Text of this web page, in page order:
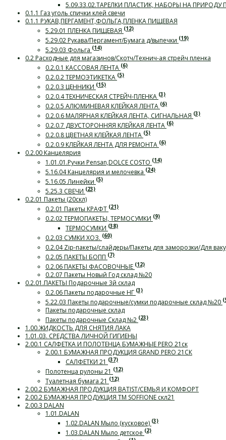
5.09.33.02.ТАРЕЛКИ ПЛАСТИК, НАБОРЫ НА ПРИРОДУ
0.1.1 Газ уголь спички клей свечи
0.1.1 РУКАВ,ПЕРГАМЕНТ,ФОЛЬГА,ПЛЕНКА ПИЩЕВАЯ
5.29.01 ПЛЕНКА ПИЩЕВАЯ (12)
5.29.02 Рукава/Пергамент/Бумага д/выпечки (19)
5.29.03 Фольга (14)
0.2 Расходные для магазинов/Скотч/Технич-ая стрейч пленка
0.2.0.1 КАССОВАЯ ЛЕНТА (6)
0.2.0.2 ТЕРМОЭТИКЕТКА (5)
0.2.0.3 ЦЕННИКИ (15)
0.2.0.4 ТЕХНИЧЕСКАЯ СТРЕЙЧ-ПЛЕНКА (3)
0.2.0.5 АЛЮМИНЕВАЯ КЛЕЙКАЯ ЛЕНТА (6)
0.2.0.6 МАЛЯРНАЯ КЛЕЙКАЯ ЛЕНТА, СИГНАЛЬНАЯ (3)
0.2.0.7 ДВУСТОРОННЯЯ КЛЕЙКАЯ ЛЕНТА (6)
0.2.0.8 ЦВЕТНАЯ КЛЕЙКАЯ ЛЕНТА (5)
0.2.0.9 КЛЕЙКАЯ ЛЕНТА ДЛЯ РЕМОНТА (6)
0.2.00 Канцелярия
1.01.01.Ручки Pensan,DOLCE COSTO (14)
5.16.04 Канцелярия и мелочевка (24)
5.16.05 Линейки (5)
5.25.3 СВЕЧИ (23)
0.2.01 Пакеты (20скл)
0.2.01 Пакеты КРАФТ (21)
0.2.02 ТЕРМОПАКЕТЫ, ТЕРМОСУМКИ (9)
ТЕРМОСУМКИ (38)
0.2.03 СУМКИ ХОЗ. (60)
0.2.04 Zip-пакеты/слайдеры/Пакеты для заморозки/Для
0.2.05 ПАКЕТЫ БОПП (7)
0.2.06 ПАКЕТЫ ФАСОВОЧНЫЕ (12)
0.2.07 Пакеты Новый Год склад №20
0.2.01.ПАКЕТЫ Подарочные 3й склад
0.2.06 Пакеты подарочные НГ (3)
5.22.03 Пакеты подарочные/сумки подарочные склад №20
Пакеты подарочные склад
Пакеты подарочные Склад №2 (23)
1.00.ЖИДКОСТЬ ДЛЯ СНЯТИЯ ЛАКА
1.01.03. СРЕДСТВА ЛИЧНОЙ ГИГИЕНЫ
2.00.1 САЛФЕТКА И ПОЛОТЕНЦА БУМАЖНЫЕ PERO 21ск
2.00.1 БУМАЖНАЯ ПРОДУКЦИЯ GRAND PERO 21СК
САЛФЕТКИ 21 (37)
Полотенца рулоны 21 (12)
Туалетная бумага 21 (12)
2.00.2 БУМАЖНАЯ ПРОДУКЦИЯ BATIST/СЕМЬЯ И КОМФОРТ
2.00.2 БУМАЖНАЯ ПРОДУКЦИЯ ТМ SOFFIONE скл21
2.00.3 DALAN
1.01.DALAN
1.02.DALAN Мыло (кусковое) (3)
1.03.DALAN Мыло детское (2)